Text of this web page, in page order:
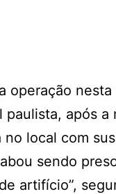
operação
após
local com
sendo
artifício”,